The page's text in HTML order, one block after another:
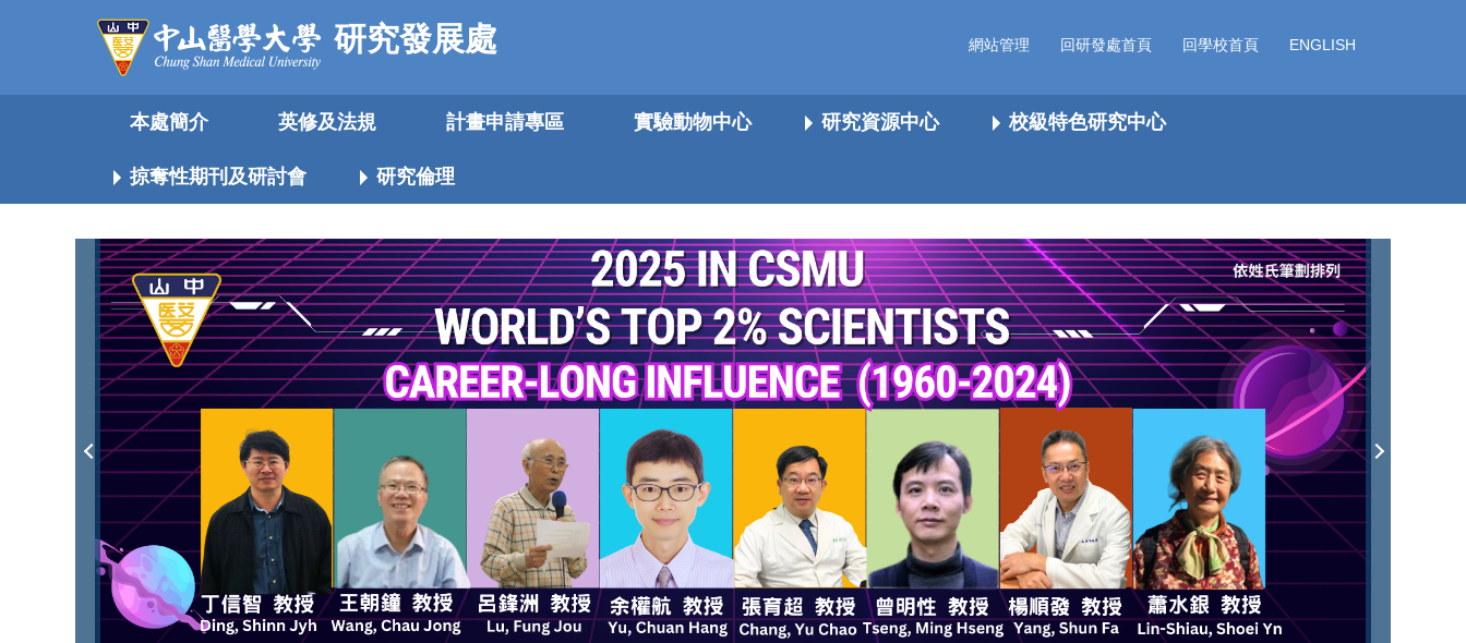
要
研究發展處 網站管理 回研發處首頁 回學校首頁 ENGLISH
本處簡介 英修及法規 計畫申請專區 實驗動物中心 研究資源中心 校級特色研究中心
掠奪性期刊及研討會 研究倫理